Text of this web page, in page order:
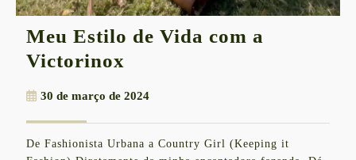
Meu Estilo de Vida com a
Victorinox
de
Vida
com
30 de março de 202430
de
De Fashionista Urbana a Country Girl (Keeping it